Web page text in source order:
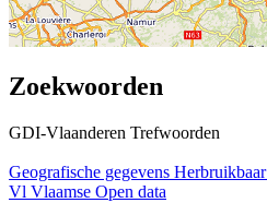
Zoekwoorden
GDI-Vlaanderen Trefwoorden
Geografische gegevens Herbruikbaar
Vl Vlaamse Open data